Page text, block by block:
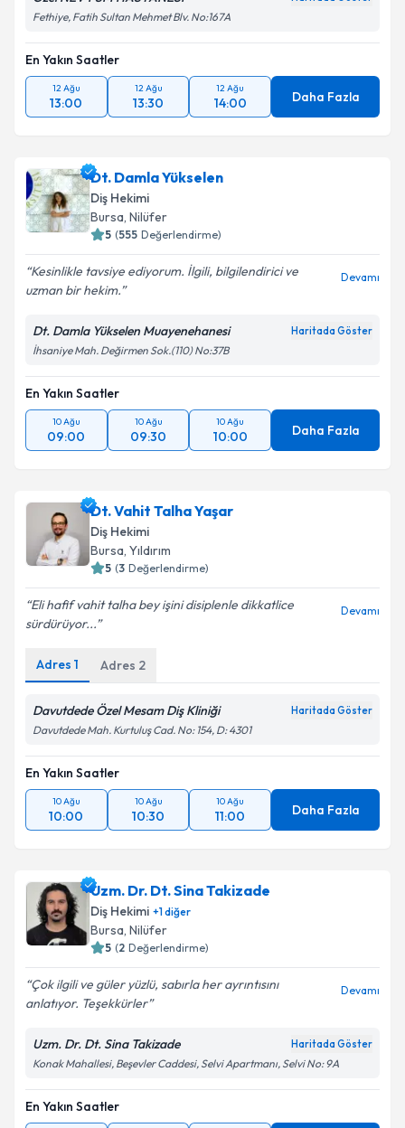
Fethiye, Fatih Sultan Mehmet Blv. No:167A
En Yakın Saatler
12 Ağu
13:00
12 Ağu
13:30
12 Ağu
14:00 Daha Fazla
Dt. Damla Yükselen
Diş Hekimi
Bursa, Nilüfer
5 (555 Değerlendirme)
Kesinlikle tavsiye ediyorum. İlgili, bilgilendirici ve
uzman bir hekim.
Devamı
Dt. Damla Yükselen Muayenehanesi Haritada Göster
İhsaniye Mah. Değirmen Sok.(110) No:37B
En Yakın Saatler
10 Ağu
09:00
10 Ağu
09:30
10 Ağu
10:00 Daha Fazla
Dt. Vahit Talha Yaşar
Diş Hekimi
Bursa, Yıldırım
5 (3 Değerlendirme)
Eli hafif vahit talha bey işini disiplenle dikkatlice
sürdürüyor...
Devamı
Adres 1 Adres 2
Davutdede Özel Mesam Diş Kliniği Haritada Göster
Davutdede Mah. Kurtuluş Cad. No: 154, D: 4301
En Yakın Saatler
10 Ağu
10:00
10 Ağu
10:30
10 Ağu
11:00 Daha Fazla
Uzm. Dr. Dt. Sina Takizade
Diş Hekimi +1diğer
Bursa, Nilüfer
5 (2 Değerlendirme)
Çok ilgili ve güler yüzlü, sabırla her ayrıntısını
anlatıyor. Teşekkürler
Devamı
Uzm. Dr. Dt. Sina Takizade Haritada Göster
Konak Mahallesi, Beşevler Caddesi, Selvi Apartmanı, Selvi No: 9A
En Yakın Saatler